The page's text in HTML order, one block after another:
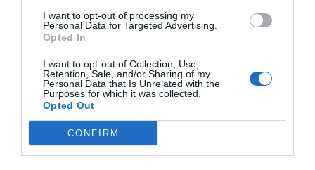
I want to opt-out of processing my
Personal Data for Targeted Advertising.
Opted In
I want to opt-out of Collection, Use,
Retention, Sale, and/or Sharing of my
Personal Data that Is Unrelated with the
Purposes for which it was collected.
Opted Out
CONFIRM